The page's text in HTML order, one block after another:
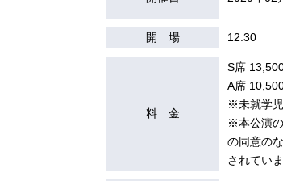
開 場 12:30
料 金
S席
A席
※未就学
※本公演
の同意の
されていま